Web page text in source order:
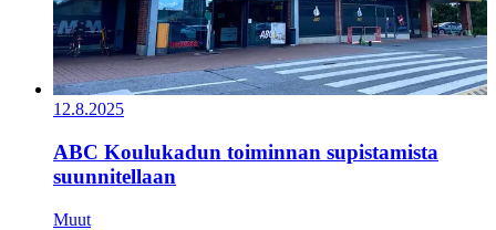
12.8.2025
ABC Koulukadun toiminnan supistamista
suunnitellaan
Muut